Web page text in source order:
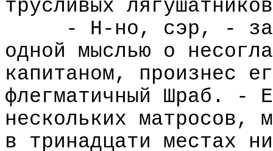
трусливых
- Н-но, сэр, -
одной мыслью о
капитаном, произнес
флегматичный Шраб. -
нескольких матросов,
в тринадцати местах